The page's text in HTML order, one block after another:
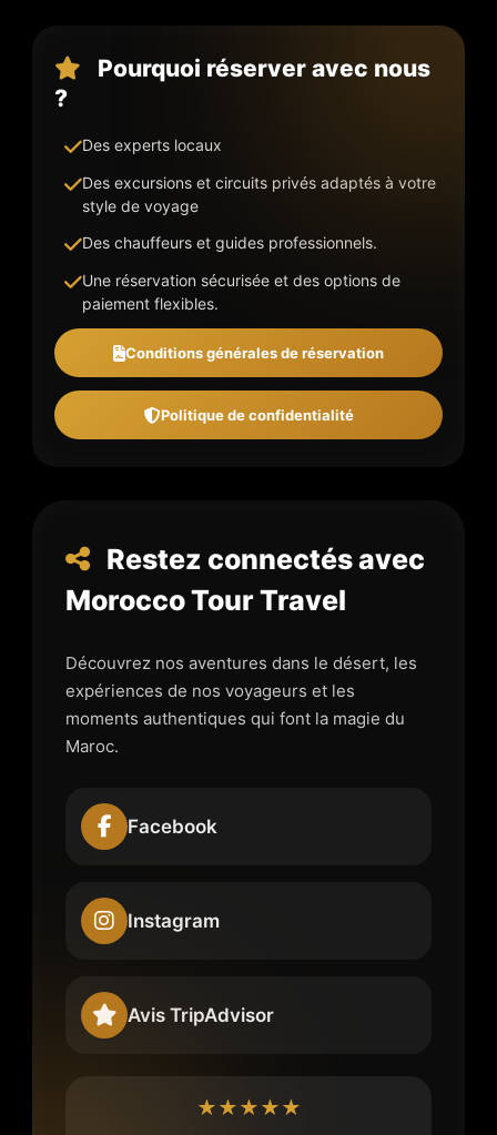
Pourquoi réserver avec nous
?
Des experts locaux
Des excursions et circuits privés adaptés à votre
style de voyage
Des chauffeurs et guides professionnels.
Une réservation sécurisée et des options de
paiement flexibles.
Conditions générales de réservation
Politique de confidentialité
Restez connectés avec
Morocco Tour Travel
Découvrez nos aventures dans le désert, les
expériences de nos voyageurs et les
moments authentiques qui font la magie du
Maroc.
Facebook
Instagram
Avis TripAdvisor
★★★★★